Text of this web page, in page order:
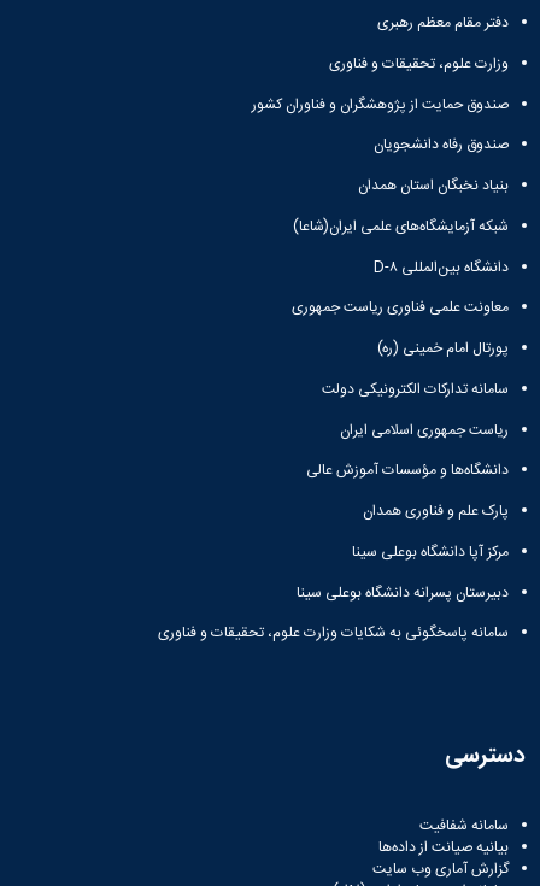
دفتر مقام معظم رهبری
وزارت علوم، تحقیقات و فناوری
صندوق حمایت از پژوهشگران و فناوران کشور
صندوق رفاه دانشجویان
بنیاد نخبگان استان همدان
شبکه آزمایشگاه‌های علمی ایران(شاعا)
دانشگاه بین‌المللی D-۸
معاونت علمی فناوری ریاست جمهوری
پورتال امام خمینی (ره)
سامانه تدارکات الکترونیکی دولت
ریاست جمهوری اسلامی ایران
دانشگاه‌ها و مؤسسات آموزش عالی
پارک علم و فناوری همدان
مرکز آپا دانشگاه بوعلی سینا
دبیرستان پسرانه دانشگاه بوعلی سینا
سامانه پاسخگوئی به شکایات وزارت علوم، تحقیقات و فناوری
دسترسی
سامانه شفافیت
بیانیه صیانت از داده‌ها
گزارش آماری وب‌ سایت